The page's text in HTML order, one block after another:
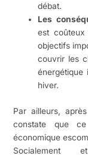
débat.
Les
est coûteux
objectifs
couvrir les
énergétique
hiver.
Par ailleurs,
constate que
économique
Socialement